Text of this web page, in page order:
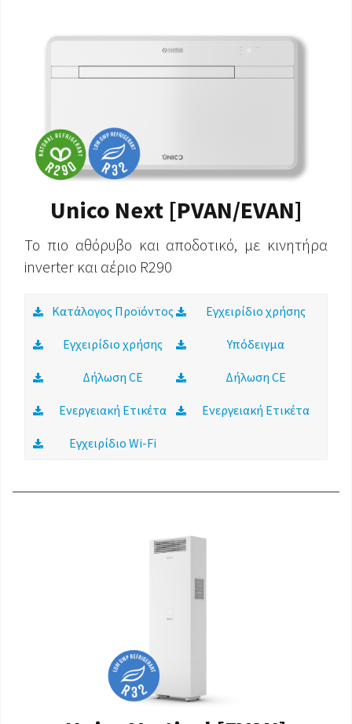
Unico Next [PVAN/EVAN]
Το πιο αθόρυβο και αποδοτικό, με κινητήρα
inverter και αέριο R290
Κατάλογος Προϊόντος Εγχειρίδιο χρήσης
Εγχειρίδιο χρήσης Υπόδειγμα
Δήλωση CE Δήλωση CE
Ενεργειακή Ετικέτα Ενεργειακή Ετικέτα
Εγχειρίδιο Wi-Fi